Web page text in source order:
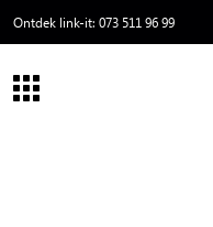
Ontdek link-it: 073 511 96 99